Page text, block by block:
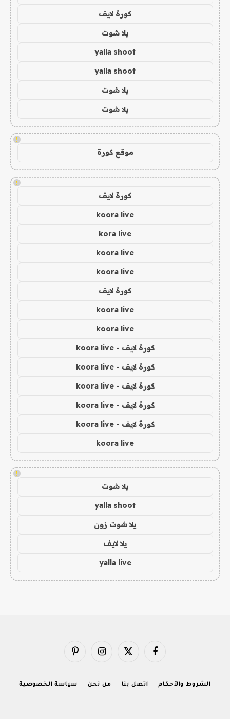
كورة لايف
يلا شوت
yalla shoot
yalla shoot
يلا شوت
يلا شوت
!
موقع كورة
!
كورة لايف
koora live
kora live
koora live
koora live
كورة لايف
koora live
koora live
كورة لايف - koora live
كورة لايف - koora live
كورة لايف - koora live
كورة لايف - koora live
كورة لايف - koora live
koora live
!
يلا شوت
yalla shoot
يلا شوت زون
يلا لايف
yalla live
فيسبوك X
الانستغرامبينتيريست
الشروط والأحكام اتصل بنا من نحن سياسة الخصوصية